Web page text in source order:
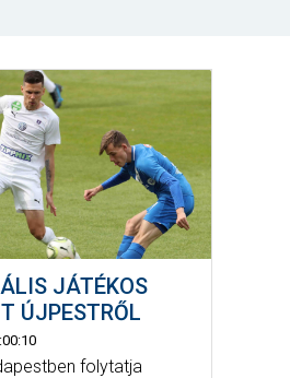
JÁTÉKOS
ÚJPESTRŐL
folytatja